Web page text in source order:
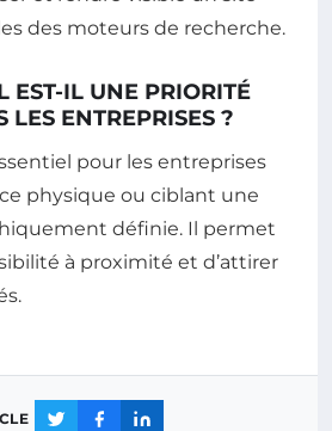
des moteurs de recherche.
EST-IL UNE PRIORITÉ
LES ENTREPRISES ?
pour les entreprises
physique ou ciblant une
définie. Il permet
à proximité et d’attirer